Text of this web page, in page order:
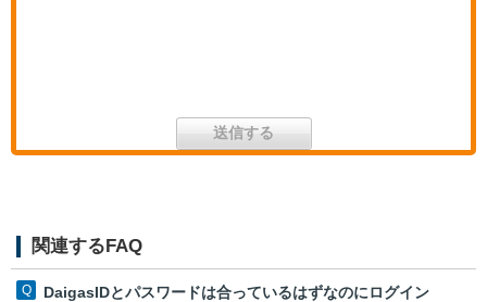
関連するFAQ
DaigasIDとパスワードは合っているはずなのにログイン